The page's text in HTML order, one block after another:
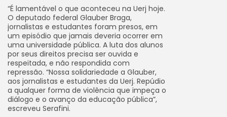
“É lamentável o que aconteceu na Uerj hoje.
O deputado federal Glauber Braga,
jornalistas e estudantes foram presos, em
um episódio que jamais deveria ocorrer em
uma universidade pública. A luta dos alunos
por seus direitos precisa ser ouvida e
respeitada, e não respondida com
repressão. “Nossa solidariedade a Glauber,
aos jornalistas e estudantes da Uerj. Repúdio
a qualquer forma de violência que impeça o
diálogo e o avanço da educação pública”,
escreveu Serafini.